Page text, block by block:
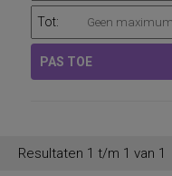
Tot:
PAS TOE
Resultaten 1 t/m 1 van 1